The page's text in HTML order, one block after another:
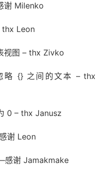
谢 Milenko
thx Leon
视图 – thx Zivko
略 {} 之间的文本 – thx
0 – thx Janusz
谢 Leon
感谢 Jamakmake